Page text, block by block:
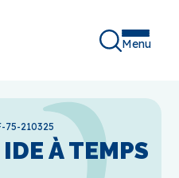
Menu
75-210325
À TEMPS